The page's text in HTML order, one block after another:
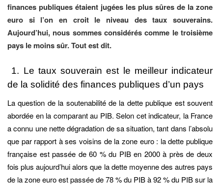
finances publiques étaient jugées les plus sûres de la zone
euro si l’on en croit le niveau des taux souverains.
Aujourd’hui, nous sommes considérés comme le troisième
pays le moins sûr. Tout est dit.
1. Le taux souverain est le meilleur indicateur
de la solidité des finances publiques d’un pays
La question de la soutenabilité de la dette publique est souvent
abordée en la comparant au PIB. Selon cet indicateur, la France
a connu une nette dégradation de sa situation, tant dans l’absolu
que par rapport à ses voisins de la zone euro : la dette publique
française est passée de 60 % du PIB en 2000 à près de deux
fois plus aujourd’hui alors que la dette moyenne des autres pays
de la zone euro est passée de 78 % du PIB à 92 % du PIB sur la